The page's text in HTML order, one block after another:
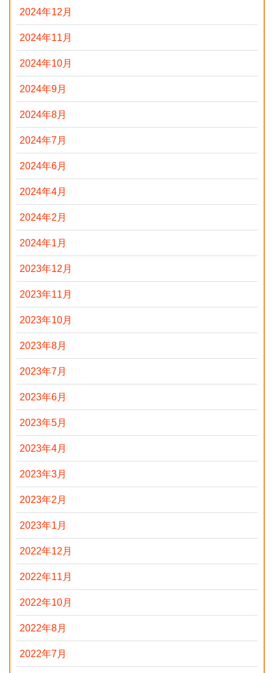
2024年12月
2024年11月
2024年10月
2024年9月
2024年8月
2024年7月
2024年6月
2024年4月
2024年2月
2024年1月
2023年12月
2023年11月
2023年10月
2023年8月
2023年7月
2023年6月
2023年5月
2023年4月
2023年3月
2023年2月
2023年1月
2022年12月
2022年11月
2022年10月
2022年8月
2022年7月